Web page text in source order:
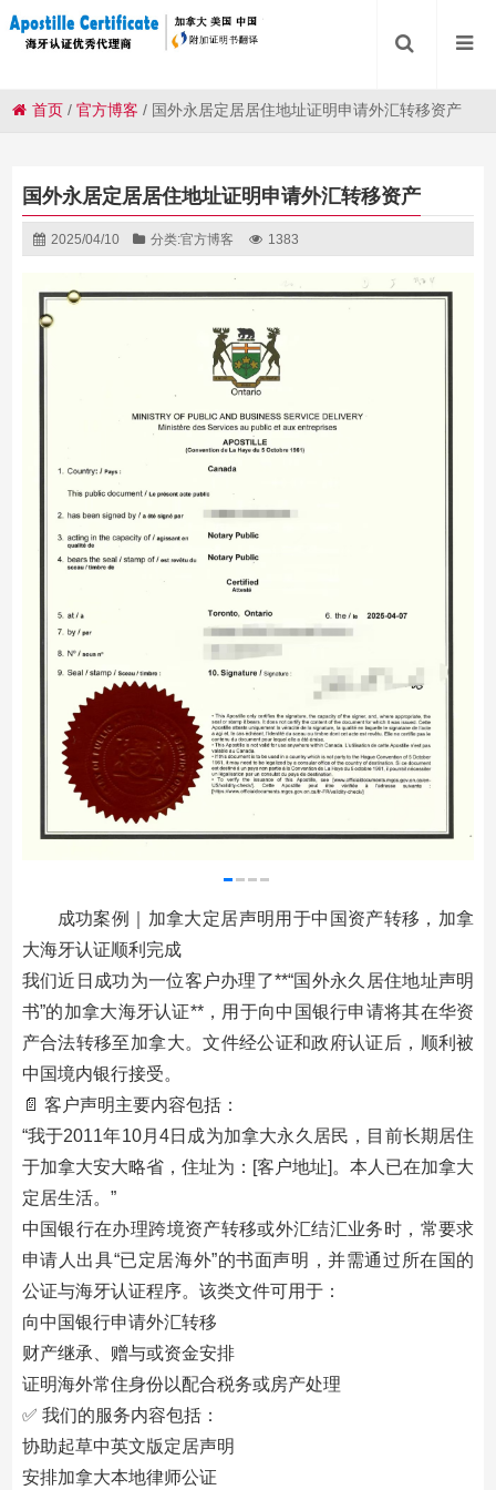
首页 /官方博客 / 国外永居定居居住地址证明申请外汇转移资产
国外永居定居居住地址证明申请外汇转移资产
2025/04/10 分类:官方博客 1383
成功案例｜加拿大定居声明用于中国资产转移，加拿
大海牙认证顺利完成
我们近日成功为一位客户办理了**“国外永久居住地址声明
书”的加拿大海牙认证**，用于向中国银行申请将其在华资
产合法转移至加拿大。文件经公证和政府认证后，顺利被
中国境内银行接受。
📄 客户声明主要内容包括：
“我于2011年10月4日成为加拿大永久居民，目前长期居住
于加拿大安大略省，住址为：[客户地址]。本人已在加拿大
定居生活。”
中国银行在办理跨境资产转移或外汇结汇业务时，常要求
申请人出具“已定居海外”的书面声明，并需通过所在国的
公证与海牙认证程序。该类文件可用于：
向中国银行申请外汇转移
财产继承、赠与或资金安排
证明海外常住身份以配合税务或房产处理
✅ 我们的服务内容包括：
协助起草中英文版定居声明
安排加拿大本地律师公证